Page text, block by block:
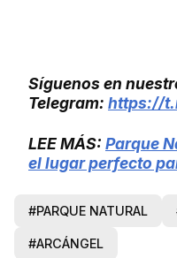
Síguenos en
Telegram: https://
LEE MÁS: Parque
el lugar perfecto
#PARQUE NATURAL
#ARCÁNGEL